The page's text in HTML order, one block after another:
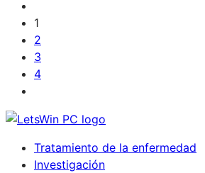
1
2
3
4
Tratamiento de la enfermedad
Investigación